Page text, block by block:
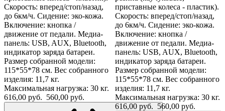
Скорость: вперед/стоп/назад,
до 6км/ч. Сидение: эко-кожа.
Включение: кнопка /
движение от педали. Медиа-
панель: USB, AUX, Bluetooth,
индикатор заряда батареи.
Размер собранной модели:
115*55*78 см. Вес собранного
изделия: 11,7 кг.
Максимальная нагрузка: 30 кг.
616,00 руб. 560,00 руб.
приставные колеса - пластик).
Скорость: вперед/стоп/назад,
до 6км/ч. Сидение: эко-кожа.
Включение: кнопка /
движение от педали. Медиа-
панель: USB, AUX, Bluetooth,
индикатор заряда батареи.
Размер собранной модели:
115*55*78 см. Вес собранного
изделия: 11,7 кг.
Максимальная нагрузка: 30 кг.
616,00 руб. 560,00 руб.